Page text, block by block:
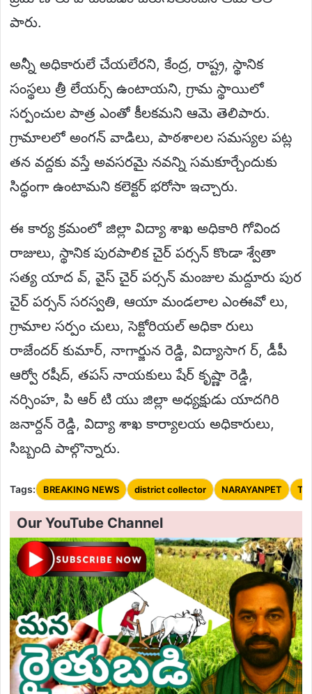
పారు.
అన్నీ అధికారులే చేయలేరని, కేంద్ర, రాష్ట్ర, స్థానిక
సంస్థలు త్రీ లేయర్స్ ఉంటాయని, గ్రామ స్థాయిలో
సర్పంచుల పాత్ర ఎంతో కీలకమని ఆమె తెలిపారు.
గ్రామాలలో అంగన్ వాడిలు, పాఠశాలల సమస్యల పట్ల
తన వద్దకు వస్తే అవసరమై నవన్ని సమకూర్చేందుకు
సిద్ధంగా ఉంటామని కలెక్టర్ భరోసా ఇచ్చారు.
ఈ కార్య క్రమంలో జిల్లా విద్యా శాఖ అధికారి గోవింద
రాజులు, స్థానిక పురపాలిక చైర్ పర్సన్ కొండా శ్వేతా
సత్య యాద వ్, వైస్ చైర్ పర్సన్ మంజుల మద్దూరు పుర
చైర్ పర్సన్ సరస్వతి, ఆయా మండలాల ఎంఈవో లు,
గ్రామాల సర్పం చులు, సెక్టోరియల్ అధికా రులు
రాజేందర్ కుమార్, నాగార్జున రెడ్డి, విద్యాసాగ ర్, డీపీ
ఆర్వో రషీద్, తపస్ నాయకులు షేర్ కృష్ణా రెడ్డి,
నర్సింహ, పి ఆర్ టి యు జిల్లా అధ్యక్షుడు యాదగిరి
జనార్దన్ రెడ్డి, విద్యా శాఖ కార్యాలయ అధికారులు,
సిబ్బంది పాల్గొన్నారు.
Tags: BREAKING NEWS district collector NARAYANPET
Our YouTube Channel